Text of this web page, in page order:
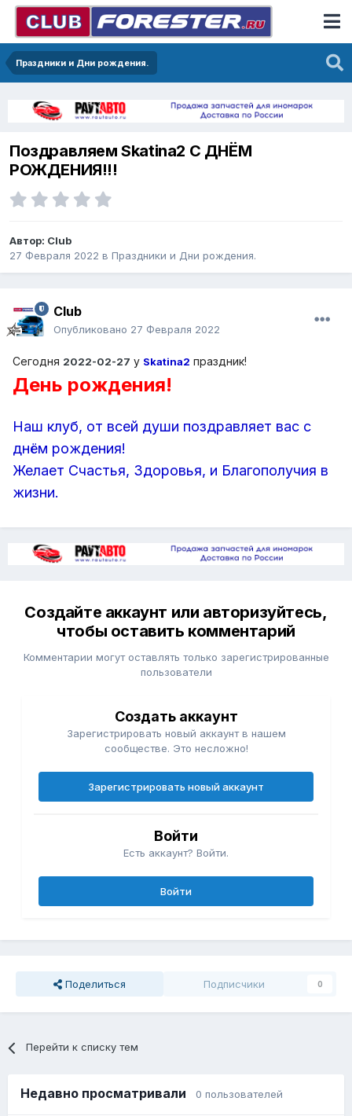
Праздники и Дни рождения.
Поздравляем Skatina2 С ДНЁМ
РОЖДЕНИЯ!!!
Автор: Club
27 Февраля 2022 в Праздники и Дни рождения.
Club
Опубликовано 27 Февраля 2022
Сегодня 2022-02-27 у Skatina2 праздник!
День рождения!
Наш клуб, от всей души поздравляет вас с
днём рождения!
Желает Счастья, Здоровья, и Благополучия в
жизни.
Создайте аккаунт или авторизуйтесь,
чтобы оставить комментарий
Комментарии могут оставлять только зарегистрированные
пользователи
Создать аккаунт
Зарегистрировать новый аккаунт в нашем
сообществе. Это несложно!
Зарегистрировать новый аккаунт
Войти
Есть аккаунт? Войти.
Войти
Поделиться Подписчики 0
Перейти к списку тем
Недавно просматривали 0 пользователей